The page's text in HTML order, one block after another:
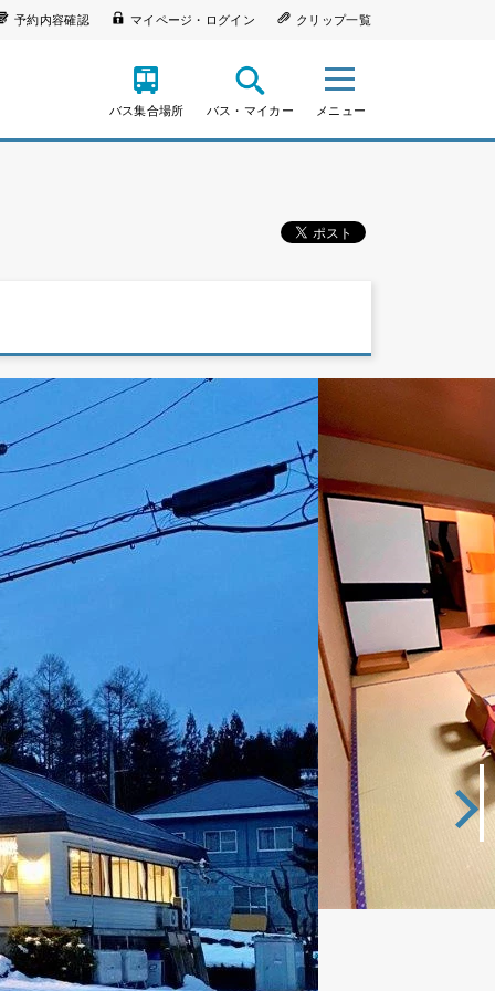
予約内容確認 マイページ・ログイン クリップ一覧
バス集合場所 バス・マイカー メニュー